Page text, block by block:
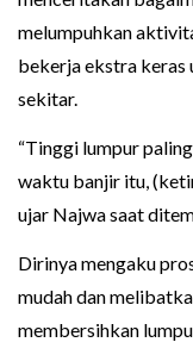
melumpuhkan
bekerja ekstra keras
sekitar.
“Tinggi lumpur
waktu banjir itu,
ujar Najwa saat
Dirinya mengaku
mudah dan
membersihkan